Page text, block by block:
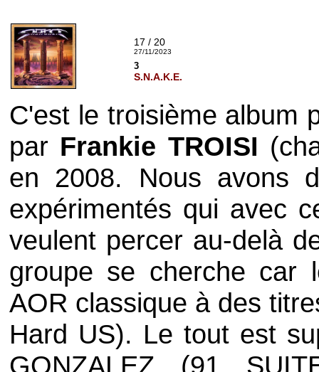
17 / 20
27/11/2023
3
S.N.A.K.E.
C'est le troisième album
par Frankie TROISI
en 2008. Nous avons
expérimentés qui avec
veulent percer au-delà
groupe se cherche car
AOR classique à des
Hard US). Le tout est
GONZALEZ (91